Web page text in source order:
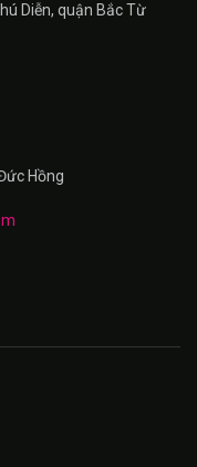
Diễn, quận Bắc Từ
Hồng